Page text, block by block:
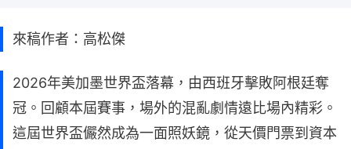
來稿作者：高松傑
2026年美加墨世界盃落幕，由西班牙擊敗阿根廷奪
冠。回顧本屆賽事，場外的混亂劇情遠比場內精彩。
這屆世界盃儼然成為一面照妖鏡，從天價門票到資本